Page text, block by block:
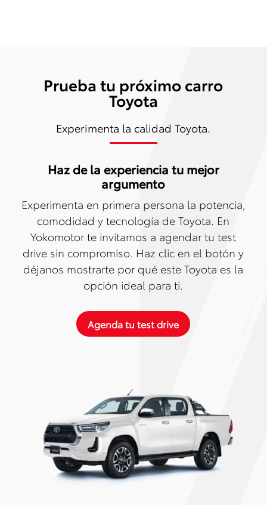
Prueba tu próximo carro
Toyota
Experimenta la calidad Toyota.
Haz de la experiencia tu mejor
argumento
Experimenta en primera persona la potencia,
comodidad y tecnología de Toyota. En
Yokomotor te invitamos a agendar tu test
drive sin compromiso. Haz clic en el botón y
déjanos mostrarte por qué este Toyota es la
opción ideal para ti.
Agenda tu test drive